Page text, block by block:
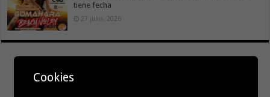
tiene fecha
27 julio, 2026
Cookies